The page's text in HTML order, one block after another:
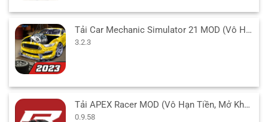
Tải Car Mechanic Simulator 21 MOD (Vô Hạn Tiền) 3.2.3 APK
3.2.3
Tải APEX Racer MOD (Vô Hạn Tiền, Mở Khóa Xe) v0.9.58 APK
0.9.58